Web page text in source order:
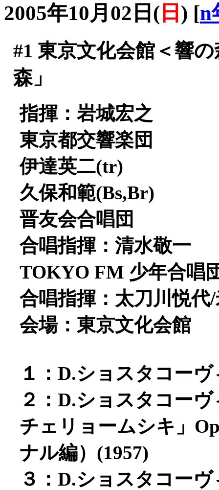
2005年10月02日( 日 ) [n
#1 東京文化会館＜響
森」
指揮：岩城宏之
東京都交響楽団
伊達英二(tr)
久保和範(Bs,Br)
晋友会合唱団
合唱指揮：清水敬一
TOKYO FM 少年合唱
合唱指揮：太刀川悦代
会場：東京文化会館
１：D.ショスタコー
２：D.ショスタコー
チェリョームシキ」
ナル編）(1957)
３：D.ショスタコー